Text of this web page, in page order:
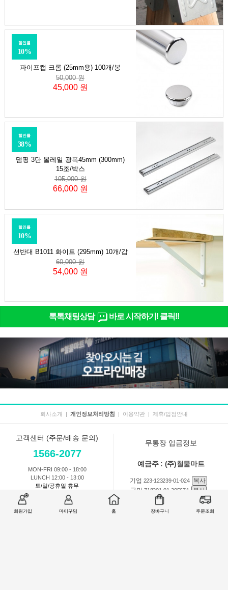
회원가입 마이꾸밈 홈 장바구니 주문조회
파이프캡 크롬 (25mm용) 100개/봉
할인률
10%
50,000 원
45,000 원
댐핑 3단 볼레일 광폭45mm (300mm)
15조/박스
할인률
38%
105,000 원
66,000 원
선반대 B1011 화이트 (295mm) 10개/갑
할인률
10%
60,000 원
54,000 원
톡톡채팅상담 바로 시작하기! 클릭!!
회사소개 | 개인정보처리방침 | 이용약관 | 제휴/입점안내
고객센터 (주문/배송 문의)
1566-2077
MON-FRI 09:00 - 18:00
LUNCH 12:00 - 13:00
토/일/공휴일 휴무
무통장 입금정보
예금주 : (주)철물마트
기업 223-123239-01-024
복사
국민718201-01-205674
복사
301-0168-3882-11 복사